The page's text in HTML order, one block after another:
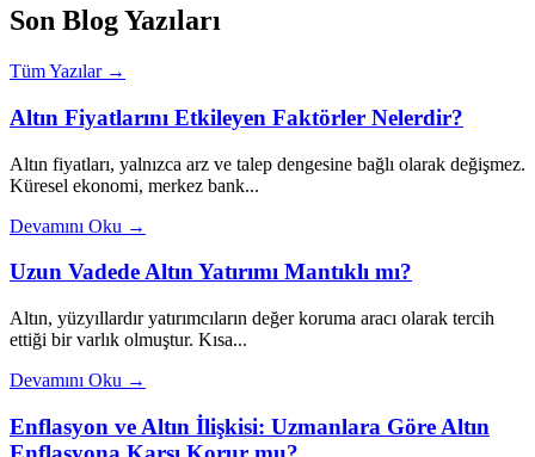
Son Blog Yazıları
Tüm Yazılar →
Altın Fiyatlarını Etkileyen Faktörler Nelerdir?
Altın fiyatları, yalnızca arz ve talep dengesine bağlı olarak değişmez.
Küresel ekonomi, merkez bank...
Devamını Oku →
Uzun Vadede Altın Yatırımı Mantıklı mı?
Altın, yüzyıllardır yatırımcıların değer koruma aracı olarak tercih
ettiği bir varlık olmuştur. Kısa...
Devamını Oku →
Enflasyon ve Altın İlişkisi: Uzmanlara Göre Altın